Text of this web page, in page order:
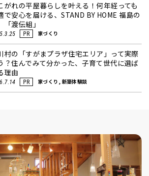
がれの平屋暮らしを叶える！何年経っても
で安心を届ける、STAND BY HOME 福島の
「渡伝組」
PR 家づくり
村の「すがまプラザ住宅エリア」って実際
？住んでみて分かった、子育て世代に選ば
理由
PR 家づくり, 新築体験談